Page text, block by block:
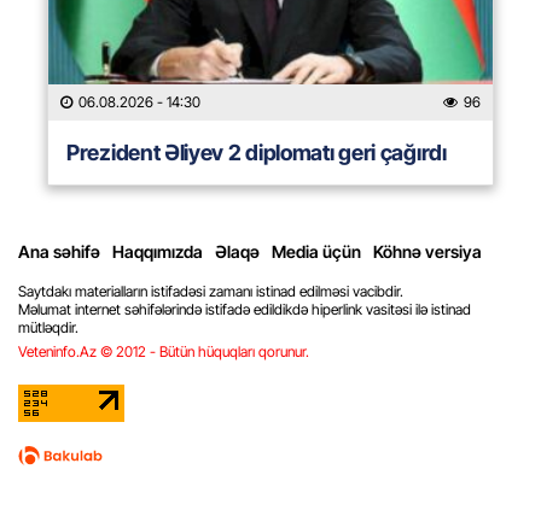
06.08.2026 - 14:30 96
Prezident Əliyev 2 diplomatı geri çağırdı
Ana səhifə Haqqımızda Əlaqə Media üçün Köhnə versiya
Saytdakı materialların istifadəsi zamanı istinad edilməsi vacibdir.
Məlumat internet səhifələrində istifadə edildikdə hiperlink vasitəsi ilə istinad
mütləqdir.
Veteninfo.Az © 2012 - Bütün hüquqları qorunur.